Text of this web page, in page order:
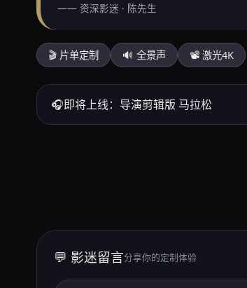
—— 资深影迷 · 陈先生
🎬 片单定制 🔊 全景声 📽️ 激光4K
🎧即将上线：导演剪辑版 马拉松
💬 影迷留言分享你的定制体验